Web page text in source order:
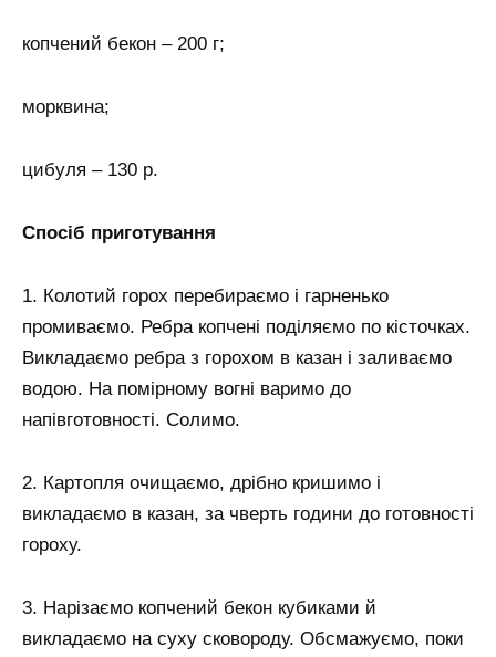
копчений бекон – 200 г;
морквина;
цибуля – 130 р.
Спосіб приготування
1. Колотий горох перебираємо і гарненько
промиваємо. Ребра копчені поділяємо по кісточках.
Викладаємо ребра з горохом в казан і заливаємо
водою. На помірному вогні варимо до
напівготовності. Солимо.
2. Картопля очищаємо, дрібно кришимо і
викладаємо в казан, за чверть години до готовності
гороху.
3. Нарізаємо копчений бекон кубиками й
викладаємо на суху сковороду. Обсмажуємо, поки